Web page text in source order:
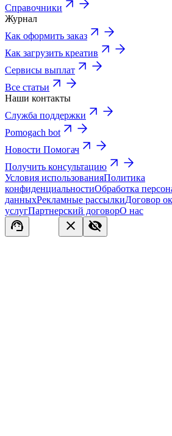
Справочники
Журнал
Как оформить заказ
Как загрузить креатив
Сервисы выплат
Все статьи
Наши контакты
Служба поддержки
Pomogach bot
Новости Помогач
Получить консультацию
Условия использованияПолитика
конфиденциальностиОбработка
данныхРекламные рассылкиДоговор
услугПартнерский договорО нас